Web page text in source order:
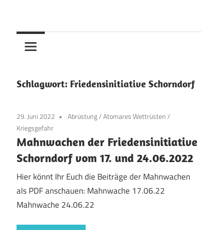
content
Schlagwort: Friedensinitiative Schorndorf
29. Juni 2022 Abrüstung/Atomares Wettrüsten/
Kriegsgefahr
Mahnwachen der Friedensinitiative
Schorndorf vom 17. und 24.06.2022
Hier könnt Ihr Euch die Beiträge der Mahnwachen
als PDF anschauen: Mahnwache 17.06.22
Mahnwache 24.06.22